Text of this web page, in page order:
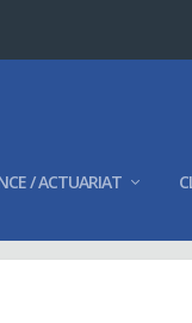
/ ACTUARIAT